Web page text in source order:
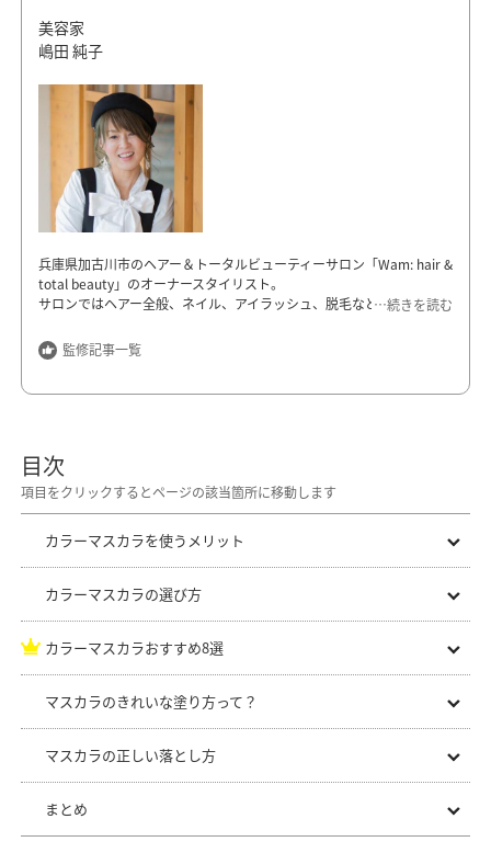
美容家
嶋田 純子
…続きを読む
兵庫県加古川市のヘアー＆トータルビューティーサロン「Wam: hair &
total beauty」のオーナースタイリスト。
サロンではヘアー全般、ネイル、アイラッシュ、脱毛などのビューテ
荒れと、幼少期からの重度のアトピー性皮膚炎にそれぞれ苦しんでき
た経験から、肌が弱い人でも安心して使えるような美容製品の開発を
Wam: hair &total beauty
兵庫県加古川市野口町坂井5-1
https://wam-hair.com/
監修記事一覧
目次
カラーマスカラを使うメリット
カラーマスカラの選び方
カラーマスカラおすすめ8選
マスカラのきれいな塗り方って？
マスカラの正しい落とし方
まとめ